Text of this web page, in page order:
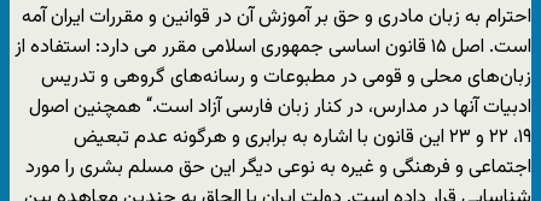
احترام به زبان مادری و حق بر آموزش آن در قوانین و مقررات ایران آمه
است. اصل ۱۵ قانون اساسی جمهوری اسلامی مقرر می دارد: استفاده از
زبان‌های محلی و قومی در مطبوعات و رسانه‌های گروهی و تدریس
ادبیات آنها در مدارس، در کنار زبان فارسی آزاد است.“ همچنین اصول
۱۹، ۲۲ و ۲۳ این قانون با اشاره به برابری و هرگونه عدم تبعیض
اجتماعی و فرهنگی و غیره به نوعی دیگر این حق مسلم بشری را مورد